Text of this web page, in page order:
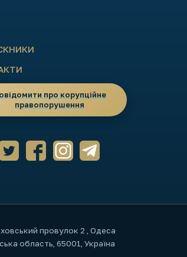
про корупційне
правопорушення
провулок 2
, Одеса
область, 65001, Україна